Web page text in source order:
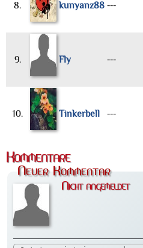
8. kunyanz88 ---
9. Fly ---
10. Tinkerbell ---
Kommentare
Neuer Kommentar
Nicht angemeldet